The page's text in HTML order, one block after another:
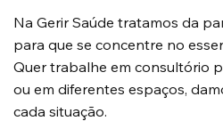
Na Gerir Saúde tratamos da
para que se concentre no
Quer trabalhe em consultório
ou em diferentes espaços,
cada situação.